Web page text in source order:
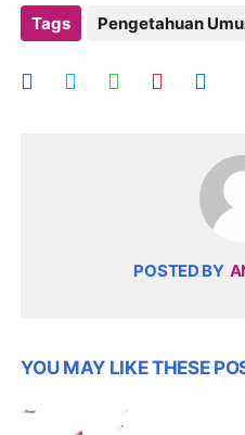
Tags Pengetahuan
POSTED BY
YOU MAY LIKE THESE